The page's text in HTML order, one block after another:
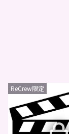
ReCrew限定